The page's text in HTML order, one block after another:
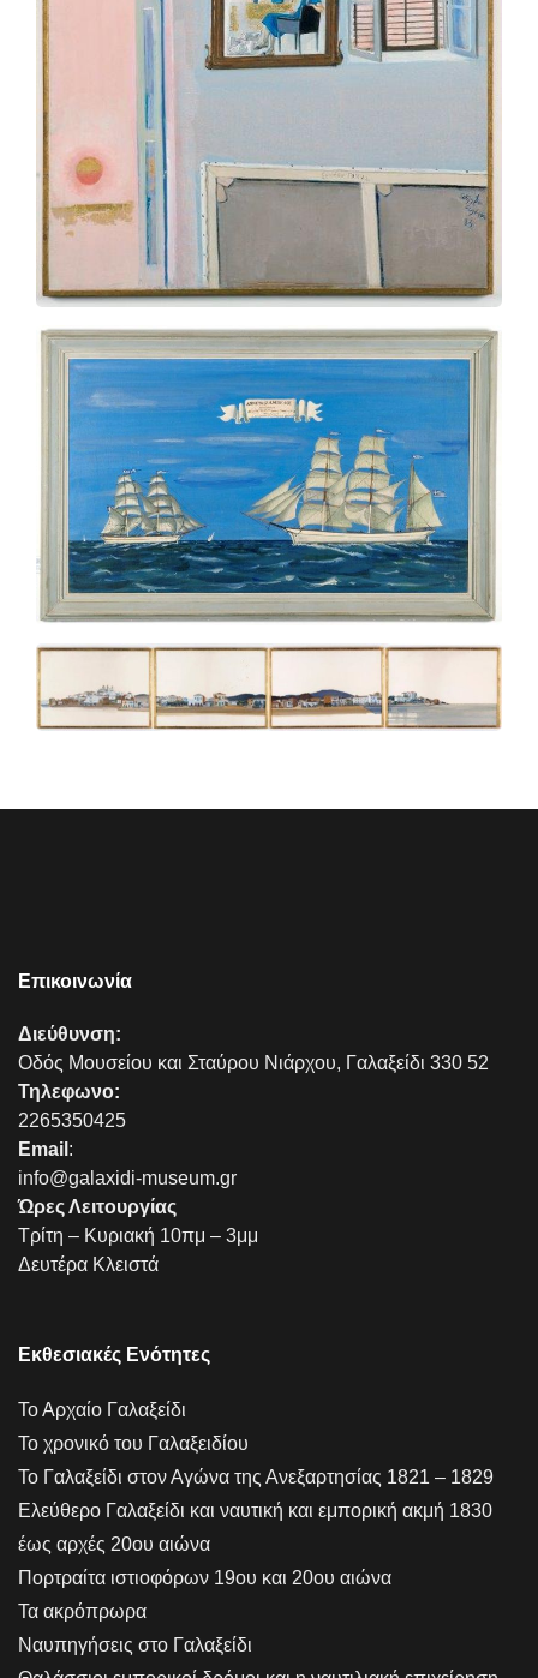
Επικοινωνία
Διεύθυνση:
Οδός Μουσείου και Σταύρου Νιάρχου, Γαλαξείδι 330 52
Τηλεφωνο:
2265350425
Email :
info@galaxidi-museum.gr
Ώρες Λειτουργίας
Τρίτη – Κυριακή 10πμ – 3μμ
Δευτέρα Κλειστά
Εκθεσιακές Ενότητες
Το Αρχαίο Γαλαξείδι
Το χρονικό του Γαλαξειδίου
Το Γαλαξείδι στον Αγώνα της Ανεξαρτησίας 1821 – 1829
Ελεύθερο Γαλαξείδι και ναυτική και εμπορική ακμή 1830
έως αρχές 20ου αιώνα
Πορτραίτα ιστιοφόρων 19ου και 20ου αιώνα
Τα ακρόπρωρα
Ναυπηγήσεις στο Γαλαξείδι